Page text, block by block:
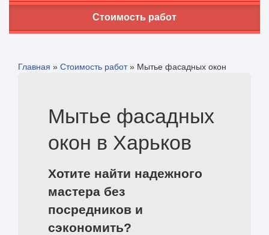
Стоимость работ
Главная » Стоимость работ» Мытье фасадных окон
Мытье фасадных
окон в Харьков
Хотите найти надежного
мастера без
посредников и
сэкономить?